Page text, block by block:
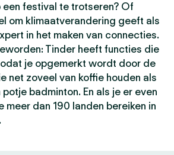
een festival te trotseren? Of
om klimaatverandering geeft als
in het maken van connecties.
Tinder heeft functies die
je opgemerkt wordt door de
net zoveel van koffie houden als
badminton. En als je er even
dan 190 landen bereiken in